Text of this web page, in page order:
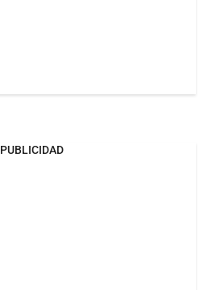
PUBLICIDAD